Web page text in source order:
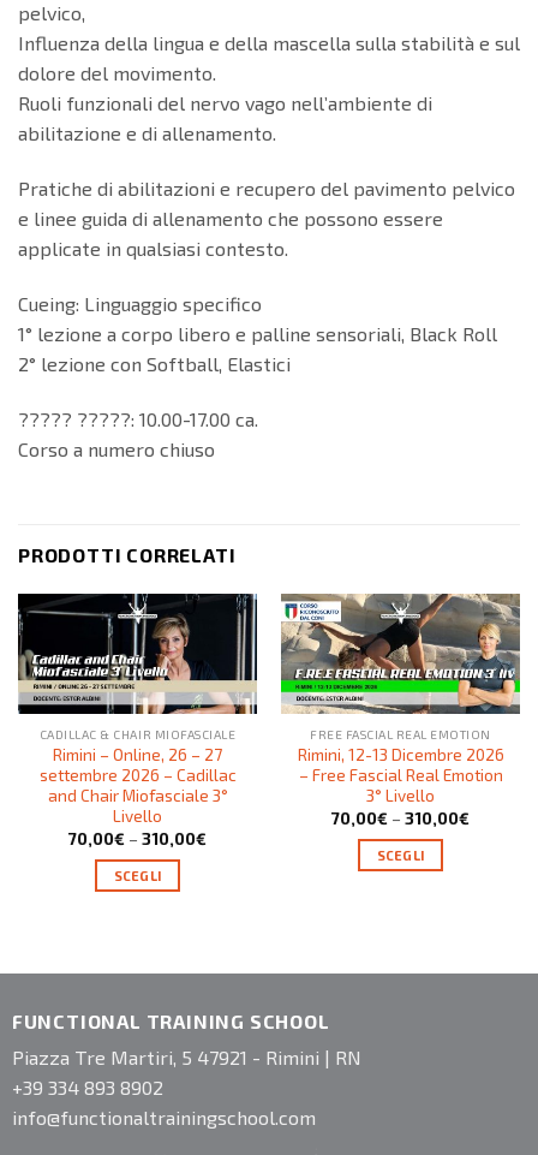
pelvico,
Influenza della lingua e della mascella sulla stabilità e sul
dolore del movimento.
Ruoli funzionali del nervo vago nell’ambiente di
abilitazione e di allenamento.
Pratiche di abilitazioni e recupero del pavimento pelvico
e linee guida di allenamento che possono essere
applicate in qualsiasi contesto.
Cueing: Linguaggio specifico
1° lezione a corpo libero e palline sensoriali, Black Roll
2° lezione con Softball, Elastici
????? ?????: 10.00-17.00 ca.
Corso a numero chiuso
PRODOTTI CORRELATI
CADILLAC & CHAIR MIOFASCIALE
Rimini – Online, 26 – 27
settembre 2026 – Cadillac
and Chair Miofasciale 3°
Livello
70,00€ – 310,00€
SCEGLI
FREE FASCIAL REAL EMOTION
Rimini, 12-13 Dicembre 2026
– Free Fascial Real Emotion
3° Livello
70,00€ – 310,00€
SCEGLI
FUNCTIONAL TRAINING SCHOOL
Piazza Tre Martiri, 5 47921 - Rimini | RN
+39 334 893 8902
info@functionaltrainingschool.com